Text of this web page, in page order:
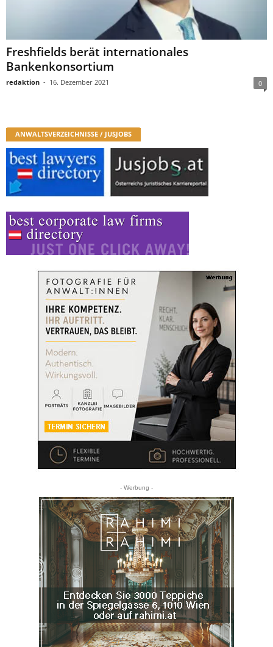
Freshfields berät internationales
Bankenkonsortium
redaktion - 16. Dezember 2021 0
ANWALTSVERZEICHNISSE / JUSJOBS
- Werbung -